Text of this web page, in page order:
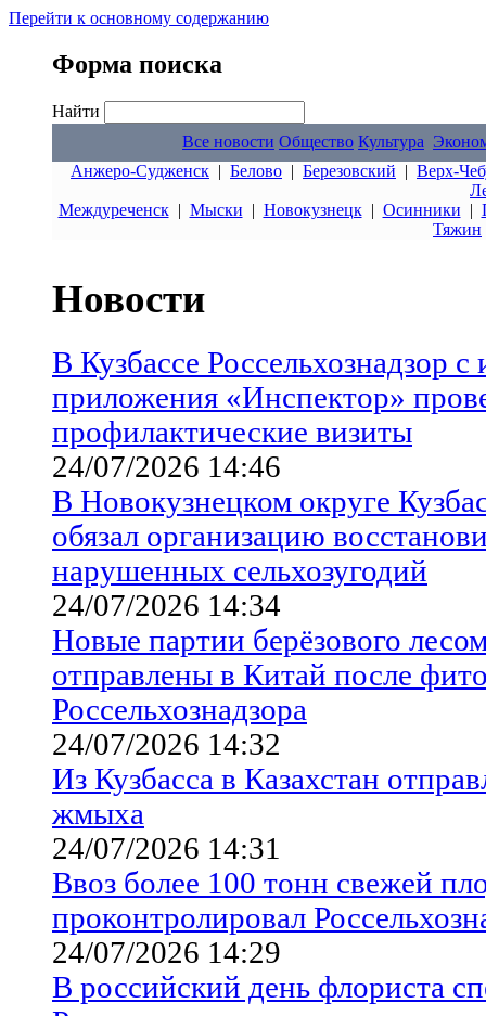
Перейти к основному содержанию
Форма поиска
Найти
Все новости Общество Культура
Анжеро-Судженск | Белово | Березовский | Верх-
Междуреченск| Мыски | Новокузнецк| Осинники |
Тяжин
Новости
В Кузбассе Россельхознадзор с
приложения «Инспектор»
профилактические визиты
24/07/2026 14:46
В Новокузнецком округе
обязал организацию
нарушенных сельхозугодий
24/07/2026 14:34
Новые партии берёзового
отправлены в Китай после
Россельхознадзора
24/07/2026 14:32
Из Кузбасса в Казахстан
жмыха
24/07/2026 14:31
Ввоз более 100 тонн свежей
проконтролировал
24/07/2026 14:29
В российский день флориста